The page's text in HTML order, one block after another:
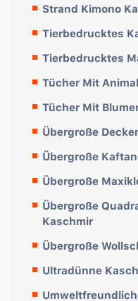
Strand Kimono
Tierbedrucktes
Tierbedrucktes
Tücher Mit
Tücher Mit
Übergroße
Übergroße
Übergroße
Übergroße
Kaschmir
Übergroße
Ultradünne